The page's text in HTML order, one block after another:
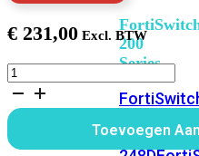
200
Series
FPOE
€ 231,00
FortiAP-
432FR
jaar
Next
Calendar
Toevoegen